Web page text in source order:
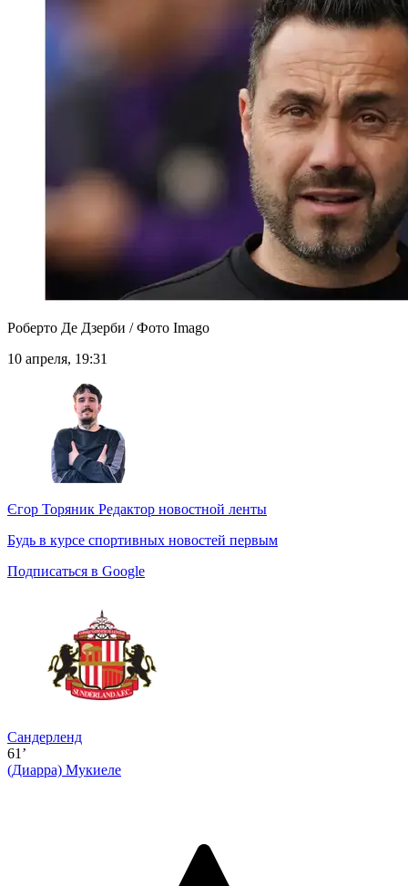
Роберто Де Дзерби / Фото Imago
10 апреля, 19:31
Єгор Торяник Редактор новостной ленты
Будь в курсе спортивных новостей первым
Подписаться в Google
Сандерленд
61’
(Диарра) Мукиеле